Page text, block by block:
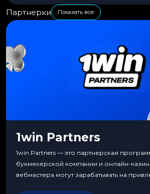
Партнерки Показать все
1win Partners
1win Partners — это партнерская
букмекерской компании и онлайн-
вебмастера могут зарабатывать на